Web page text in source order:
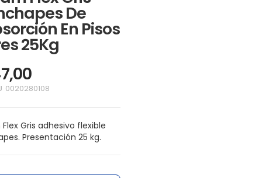
De
En Pisos
25Kg
0020280108
Gris adhesivo flexible
Presentación 25 kg.